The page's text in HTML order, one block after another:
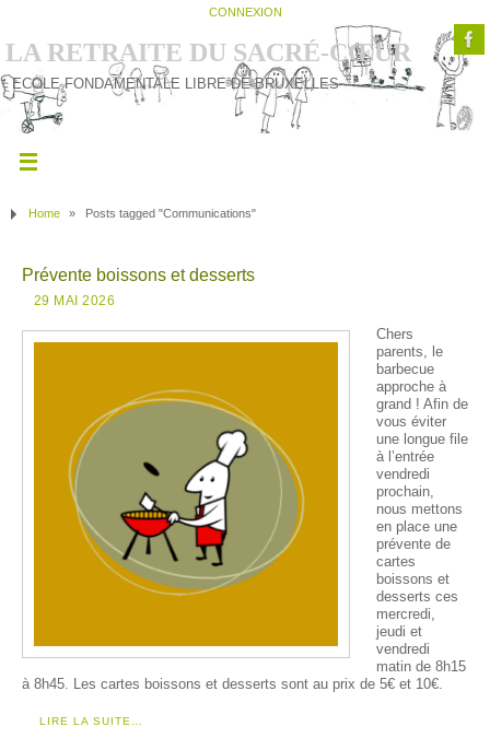
CONNEXION
LA RETRAITE DU SACRÉ-CŒUR
ECOLE FONDAMENTALE LIBRE DE BRUXELLES
Home » Posts tagged "Communications"
Prévente boissons et desserts
29 MAI 2026
Chers
parents, le
barbecue
approche à
grand ! Afin de
vous éviter
une longue file
à l’entrée
vendredi
prochain,
nous mettons
en place une
prévente de
cartes
boissons et
desserts ces
mercredi,
jeudi et
vendredi
matin de 8h15
à 8h45. Les cartes boissons et desserts sont au prix de 5€ et 10€.
LIRE LA SUITE…